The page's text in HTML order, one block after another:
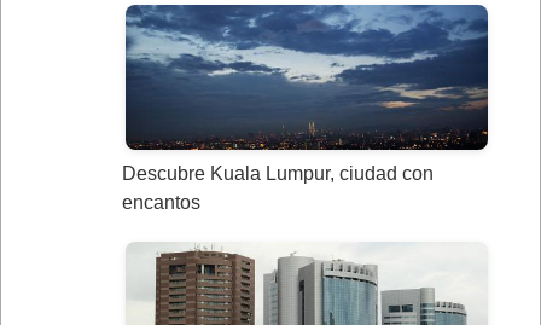
Descubre Kuala Lumpur, ciudad con
encantos